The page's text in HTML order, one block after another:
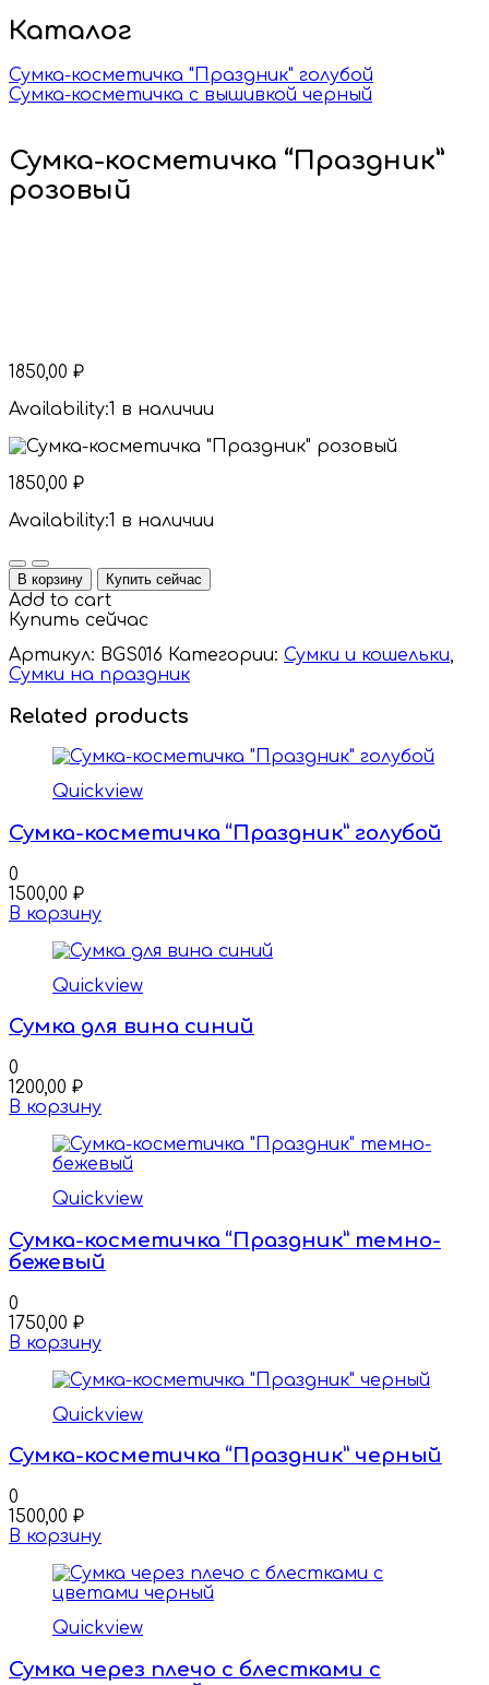
Каталог
Сумка-косметичка "Праздник" голубой
Сумка-косметичка с вышивкой черный
Сумка-косметичка “Праздник”
розовый
1850,00 ₽
Availability:1 в наличии
1850,00 ₽
Availability:1 в наличии
Quantity
В корзину Купить сейчас
Add to cart
Купить сейчас
Артикул: BGS016 Категории: Сумки и кошельки,
Сумки на праздник
Related products
Quickview
Сумка-косметичка “Праздник” голубой
0
1500,00 ₽
В корзину
Quickview
Сумка для вина синий
0
1200,00 ₽
В корзину
Quickview
Сумка-косметичка “Праздник” темно-
бежевый
0
1750,00 ₽
В корзину
Quickview
Сумка-косметичка “Праздник” черный
0
1500,00 ₽
В корзину
Quickview
Сумка через плечо с блестками с